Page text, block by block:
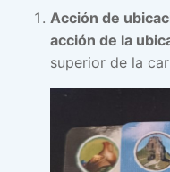
Acción de
acción de la
superior de la